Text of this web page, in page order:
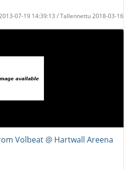
07-19 14:39:13 / Tallennettu 2018-03-16
Volbeat @ Hartwall Areena